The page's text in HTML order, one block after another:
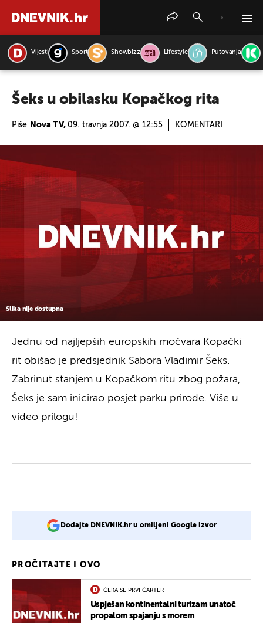
Vijesti Sport Showbizz Lifestyle Putovanja
Šeks u obilasku Kopačkog rita
Piše Nova TV, 09. travnja 2007. @ 12:55 KOMENTARI
Slika nije dostupna
Jednu od najljepših europskih močvara Kopački
rit obišao je predsjednik Sabora Vladimir Šeks.
Zabrinut stanjem u Kopačkom ritu zbog požara,
Šeks je sam inicirao posjet parku prirode. Više u
video prilogu!
Dodajte DNEVNIK.hr u omiljeni Google izvor
PROČITAJTE I OVO
ČEKA SE PRVI ČARTER
Uspješan kontinentalni turizam unatoč
propalom spajanju s morem
PRETRAŽITE VIJESTI